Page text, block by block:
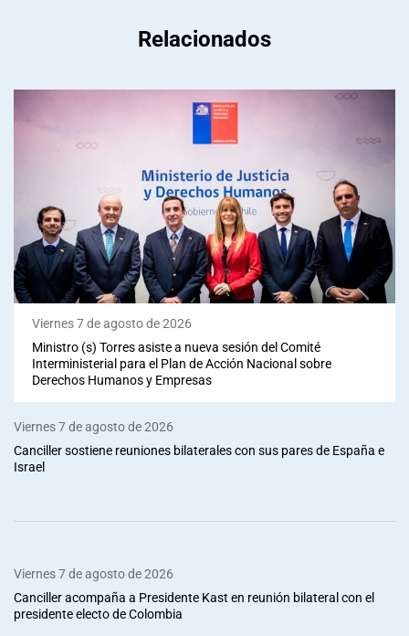
Relacionados
Viernes 7 de agosto de 2026
Ministro (s) Torres asiste a nueva sesión del Comité
Interministerial para el Plan de Acción Nacional sobre
Derechos Humanos y Empresas
Viernes 7 de agosto de 2026
Canciller sostiene reuniones bilaterales con sus pares de España e
Israel
Viernes 7 de agosto de 2026
Canciller acompaña a Presidente Kast en reunión bilateral con el
presidente electo de Colombia